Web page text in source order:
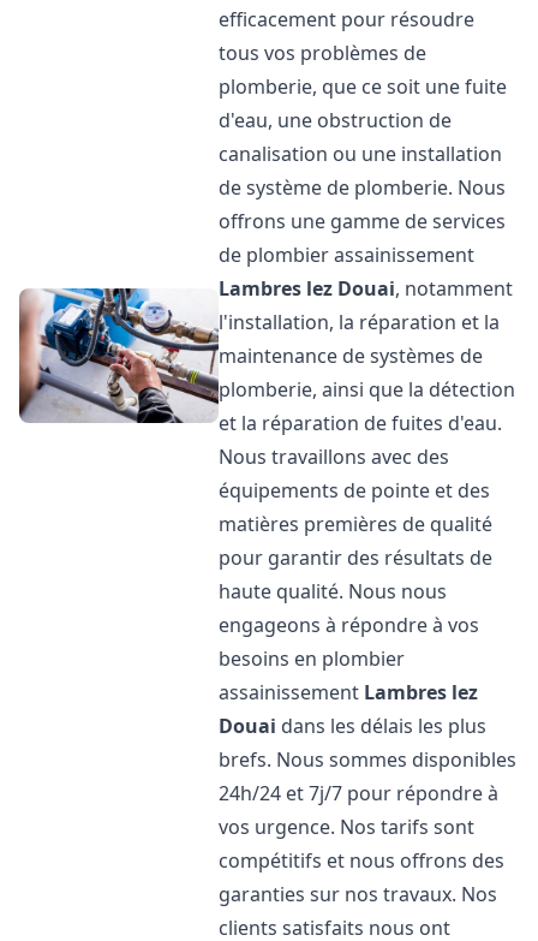
efficacement pour résoudre
tous vos problèmes de
plomberie, que ce soit une fuite
d'eau, une obstruction de
canalisation ou une installation
de système de plomberie. Nous
offrons une gamme de services
de plombier assainissement
Lambres lez Douai, notamment
l'installation, la réparation et la
maintenance de systèmes de
plomberie, ainsi que la détection
et la réparation de fuites d'eau.
Nous travaillons avec des
équipements de pointe et des
matières premières de qualité
pour garantir des résultats de
haute qualité. Nous nous
engageons à répondre à vos
besoins en plombier
assainissement Lambres lez
Douai dans les délais les plus
brefs. Nous sommes disponibles
24h/24 et 7j/7 pour répondre à
vos urgence. Nos tarifs sont
compétitifs et nous offrons des
garanties sur nos travaux. Nos
clients satisfaits nous ont